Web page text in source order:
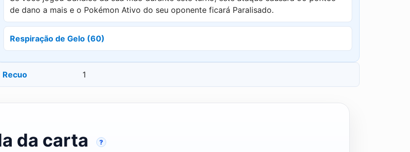
de dano a mais e o Pokémon Ativo do seu oponente ficará Paralisado.
Respiração de Gelo (60)
Recuo 1
da carta ?